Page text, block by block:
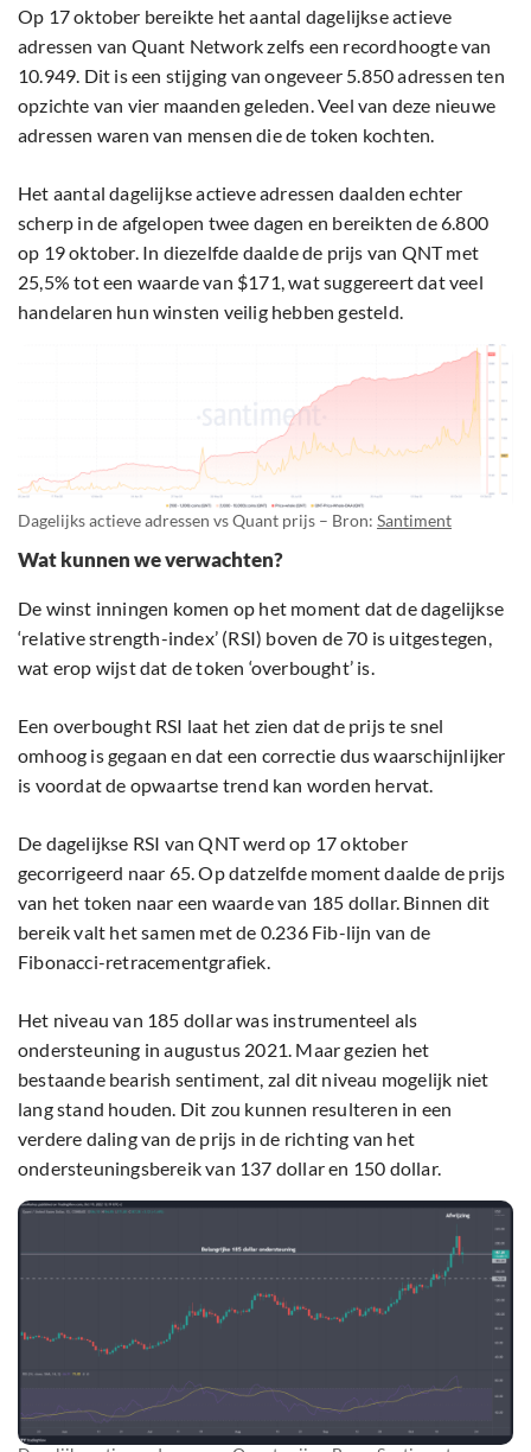
Op 17 oktober bereikte het aantal dagelijkse actieve
adressen van Quant Network zelfs een recordhoogte van
10.949. Dit is een stijging van ongeveer 5.850 adressen ten
opzichte van vier maanden geleden. Veel van deze nieuwe
adressen waren van mensen die de token kochten.
Het aantal dagelijkse actieve adressen daalden echter
scherp in de afgelopen twee dagen en bereikten de 6.800
op 19 oktober. In diezelfde daalde de prijs van QNT met
25,5% tot een waarde van $171, wat suggereert dat veel
handelaren hun winsten veilig hebben gesteld.
Dagelijks actieve adressen vs Quant prijs – Bron: Santiment
Wat kunnen we verwachten?
De winst inningen komen op het moment dat de dagelijkse
‘relative strength-index’ (RSI) boven de 70 is uitgestegen,
wat erop wijst dat de token ‘overbought’ is.
Een overbought RSI laat het zien dat de prijs te snel
omhoog is gegaan en dat een correctie dus waarschijnlijker
is voordat de opwaartse trend kan worden hervat.
De dagelijkse RSI van QNT werd op 17 oktober
gecorrigeerd naar 65. Op datzelfde moment daalde de prijs
van het token naar een waarde van 185 dollar. Binnen dit
bereik valt het samen met de 0.236 Fib-lijn van de
Fibonacci-retracementgrafiek.
Het niveau van 185 dollar was instrumenteel als
ondersteuning in augustus 2021. Maar gezien het
bestaande bearish sentiment, zal dit niveau mogelijk niet
lang stand houden. Dit zou kunnen resulteren in een
verdere daling van de prijs in de richting van het
ondersteuningsbereik van 137 dollar en 150 dollar.